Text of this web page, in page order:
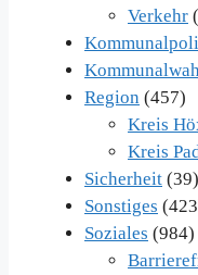
Verkehr
Region (457)
Kreis
Kreis
Sicherheit (39)
Sonstiges
Soziales (984)